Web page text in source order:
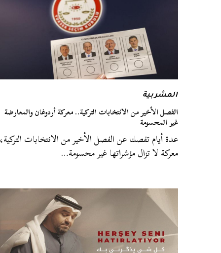
المشربية
الفصل الأخير من الانتخابات التركية.. معركة أردوغان والمعارضة
غير المحسومة
عدة أيام تفصلنا عن الفصل الأخير من الانتخابات التركية،
معركة لا تزال مؤشراتها غير محسومة…